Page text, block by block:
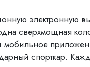
электронную
сверхмощная
мобильное
спорткар.